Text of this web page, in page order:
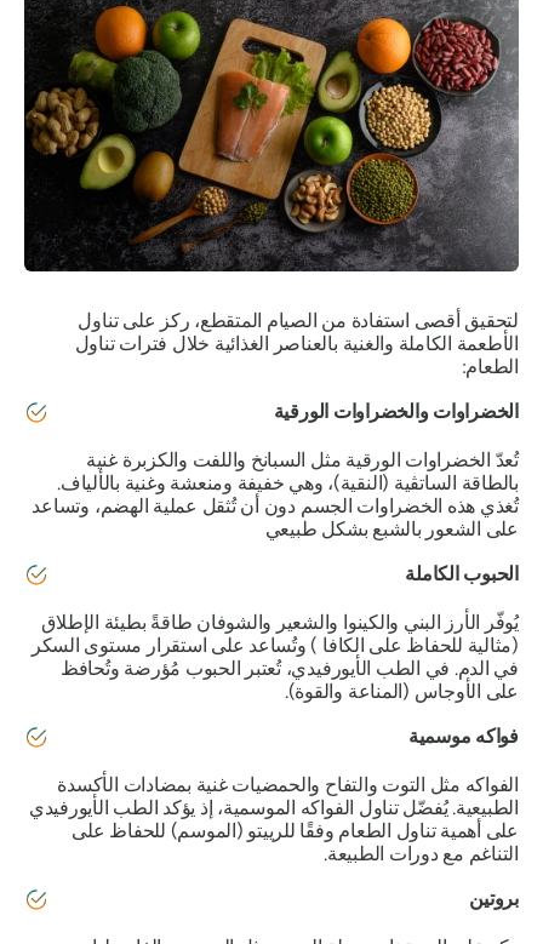
لتحقيق أقصى استفادة من الصيام المتقطع، ركز على تناول
الأطعمة الكاملة والغنية بالعناصر الغذائية خلال فترات تناول
الطعام:
الخضراوات والخضراوات الورقية
تُعدّ الخضراوات الورقية مثل السبانخ واللفت والكزبرة غنية
بالطاقةالساتڤية(النقية)، وهي خفيفة ومنعشة وغنية بالألياف.
تُغذي هذه الخضراوات الجسم دون أن تُثقل عملية الهضم، وتساعد
على الشعور بالشبع بشكل طبيعي
الحبوب الكاملة
يُوفّر الأرز البني والكينوا والشعير والشوفان طاقةً بطيئة الإطلاق
(مثالية للحفاظ على الكافا) وتُساعد على استقرار مستوى السكر
في الدم. في الطب الأيورفيدي، تُعتبر الحبوب مُؤرضة وتُحافظ
على الأوجاس(المناعة والقوة).
فواكه موسمية
الفواكه مثل التوت والتفاح والحمضيات غنية بمضادات الأكسدة
الطبيعية. يُفضّل تناول الفواكه الموسمية، إذ يؤكد الطب الأيورفيدي
على أهمية تناول الطعام وفقًاللرييتو(الموسم) للحفاظ على
التناغم مع دورات الطبيعة.
بروتين